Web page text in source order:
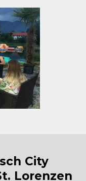
City
Lorenzen